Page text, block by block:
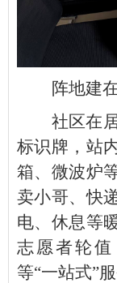
阵地建
社区在
标识牌，站
箱、微波炉
卖小哥、快
电、休息等
志愿者轮
等“一站式”